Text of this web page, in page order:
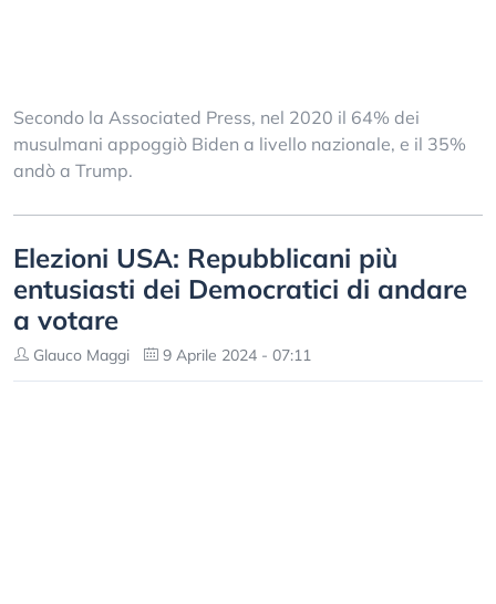
Secondo la Associated Press, nel 2020 il 64% dei
musulmani appoggiò Biden a livello nazionale, e il 35%
andò a Trump.
Elezioni USA: Repubblicani più
entusiasti dei Democratici di andare
a votare
Glauco Maggi 9 Aprile 2024 - 07:11